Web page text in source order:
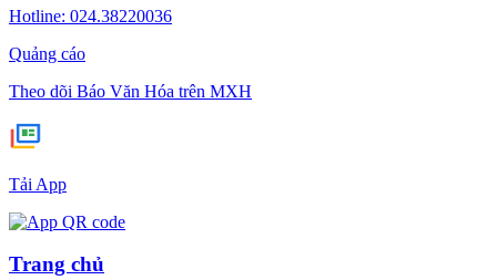
Hotline: 024.38220036
Quảng cáo
Theo dõi Báo Văn Hóa trên MXH
Tải App
Trang chủ